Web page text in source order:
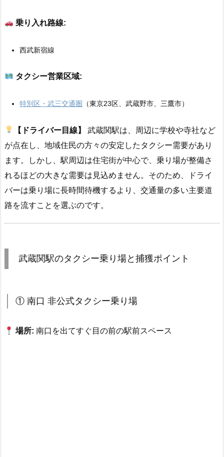
乗り入れ路線:
西武新宿線
タクシー営業区域:
特別区・武三交通圏 （東京23区、武蔵野市、三鷹市）
【ドライバー目線】
武蔵関駅は、周辺に学校や寺社など
が点在し、地域住民の方々の安定したタクシー需要があり
ます。しかし、駅周辺は住宅街が中心で、乗り場が整備さ
れるほどの大きな需要は見込めません。そのため、ドライ
バーは乗り場に長時間待機するより、交通量の多い主要道
路を流すことを選ぶのです。
武蔵関駅のタクシー乗り場と捕獲ポイント
① 南口 非公式タクシー乗り場
場所: 南口を出てすぐ目の前の駅前スペース